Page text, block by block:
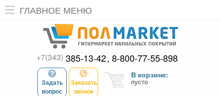
ГЛАВНОЕ МЕНЮ
+7(343) 385-13-42 8-800-77-55-898
Задать
вопрос
Заказать
звонок
В корзине:
пусто